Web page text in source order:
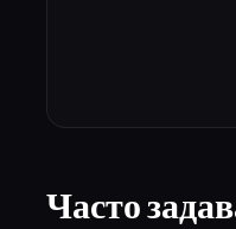
Часто